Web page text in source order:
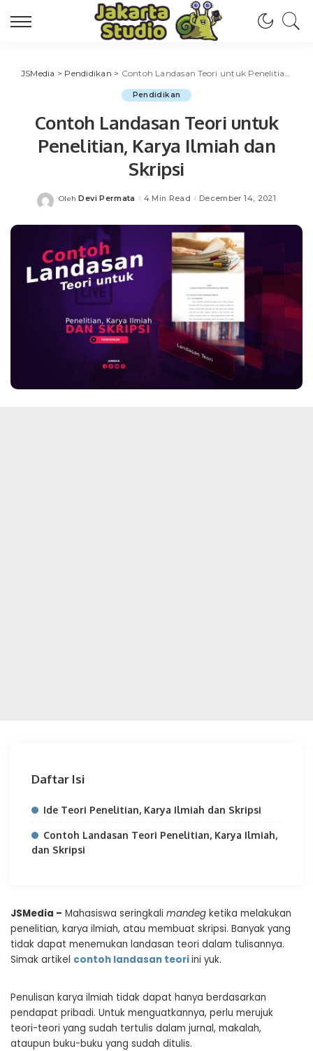
JSMedia > Pendidikan > Contoh Landasan Teori untuk Penelitian, Karya Ilmiah dan Skripsi
Pendidikan
Contoh Landasan Teori untuk
Penelitian, Karya Ilmiah dan
Skripsi
Posted
Oleh Devi Permata 4 Min Read December 14, 2021
Daftar Isi
Ide Teori Penelitian, Karya Ilmiah dan Skripsi
Contoh Landasan Teori Penelitian, Karya Ilmiah,
dan Skripsi
JSMedia – Mahasiswa seringkali mandeg ketika melakukan
penelitian, karya ilmiah, atau membuat skripsi. Banyak yang
tidak dapat menemukan landasan teori dalam tulisannya.
Simak artikel contoh landasan teoriini yuk.
Penulisan karya ilmiah tidak dapat hanya berdasarkan
pendapat pribadi. Untuk menguatkannya, perlu merujuk
teori-teori yang sudah tertulis dalam jurnal, makalah,
ataupun buku-buku yang sudah ditulis.